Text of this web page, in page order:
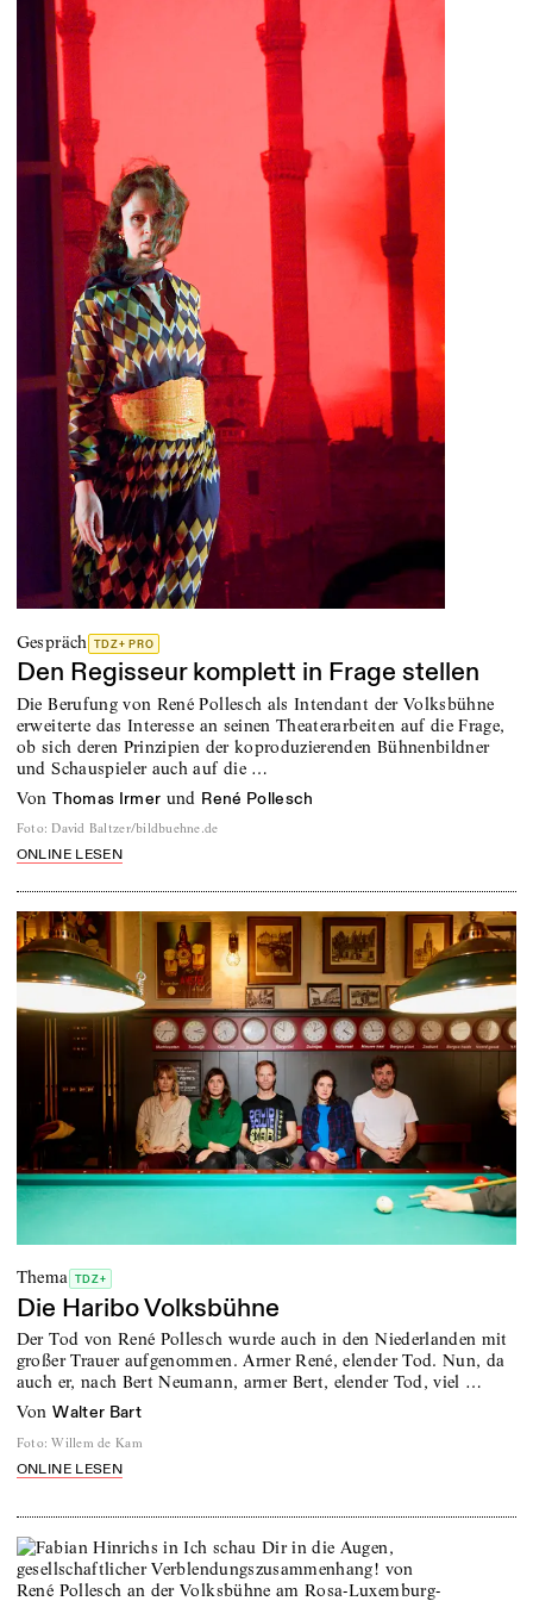
Gespräch TDZ+ PRO
Den Regisseur komplett in Frage stellen
Die Berufung von René Pollesch als Intendant der Volksbühne
erweiterte das Interesse an seinen Theaterarbeiten auf die Frage,
ob sich deren Prinzipien der koproduzierenden Bühnenbildner
und Schauspieler auch auf die …
von Thomas Irmer und René Pollesch
Foto: David Baltzer/bildbuehne.de
ONLINE LESEN
Thema TDZ+
Die Haribo Volksbühne
Der Tod von René Pollesch wurde auch in den Niederlanden mit
großer Trauer aufgenommen. Armer René, elender Tod. Nun, da
auch er, nach Bert Neumann, armer Bert, elender Tod, viel …
von Walter Bart
Foto: Willem de Kam
ONLINE LESEN